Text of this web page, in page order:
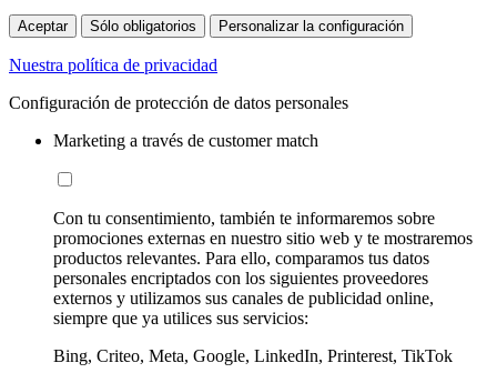
Aceptar Sólo obligatorios Personalizar la configuración
Nuestra política de privacidad
Configuración de protección de datos personales
Marketing a través de customer match
Con tu consentimiento, también te informaremos sobre
promociones externas en nuestro sitio web y te mostraremos
productos relevantes. Para ello, comparamos tus datos
personales encriptados con los siguientes proveedores
externos y utilizamos sus canales de publicidad online,
siempre que ya utilices sus servicios:
Bing, Criteo, Meta, Google, LinkedIn, Printerest, TikTok